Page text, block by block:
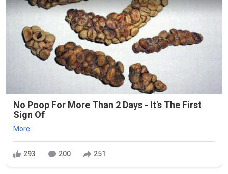
No Poop For More Than 2 Days - It's The First
Sign Of
More
293 200 251